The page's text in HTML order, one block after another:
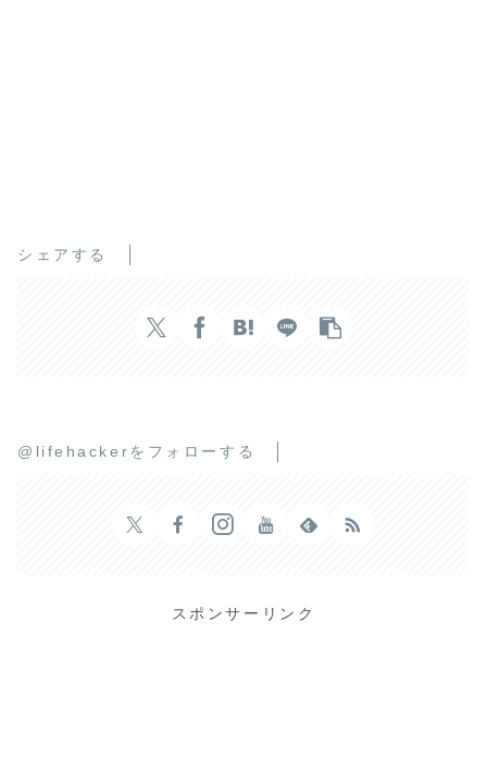
シェアする
@lifehackerをフォローする
スポンサーリンク